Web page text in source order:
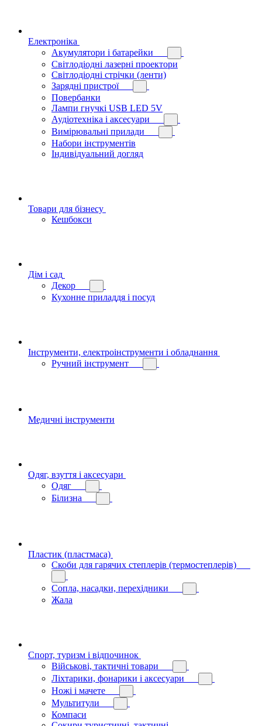
Електроніка
Акумулятори і батарейки
Світлодіодні лазерні проектори
Світлодіодні стрічки (ленти)
Зарядні пристрої
Повербанки
Лампи гнучкі USB LED 5V
Аудіотехніка і аксесуари
Вимірювальні прилади
Набори інструментів
Індивідуальний догляд
Товари для бізнесу
Кешбокси
Дім і сад
Декор
Кухонне приладдя і посуд
Інструменти, електроінструменти і обладнання
Ручний інструмент
Медичні інструменти
Одяг, взуття і аксесуари
Одяг
Білизна
Пластик (пластмаса)
Скоби для гарячих степлерів (термостеплерів)
Сопла, насадки, перехідники
Жала
Спорт, туризм і відпочинок
Військові, тактичні товари
Ліхтарики, фонарики і аксесуари
Ножі і мачете
Мультитули
Компаси